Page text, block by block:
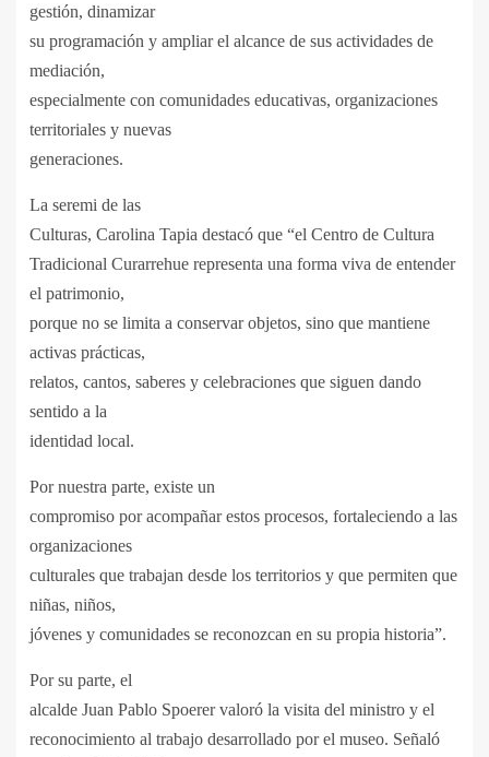
gestión, dinamizar
su programación y ampliar el alcance de sus actividades de
mediación,
especialmente con comunidades educativas, organizaciones
territoriales y nuevas
generaciones.
La seremi de las
Culturas, Carolina Tapia destacó que “el Centro de Cultura
Tradicional Curarrehue representa una forma viva de entender
el patrimonio,
porque no se limita a conservar objetos, sino que mantiene
activas prácticas,
relatos, cantos, saberes y celebraciones que siguen dando
sentido a la
identidad local.
Por nuestra parte, existe un
compromiso por acompañar estos procesos, fortaleciendo a las
organizaciones
culturales que trabajan desde los territorios y que permiten que
niñas, niños,
jóvenes y comunidades se reconozcan en su propia historia”.
Por su parte, el
alcalde Juan Pablo Spoerer valoró la visita del ministro y el
reconocimiento al trabajo desarrollado por el museo. Señaló